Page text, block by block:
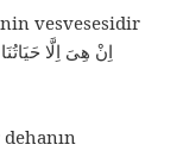
vesvesesidir